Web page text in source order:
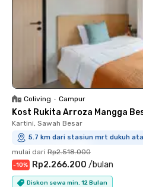
Coliving • Campur
Kost Rukita Arroza Mangga
Kartini, Sawah Besar
5.7 km dari stasiun mrt dukuh
mulai dari Rp2.518.000
-10% Rp2.266.200 /bulan
Diskon sewa min. 12 Bulan